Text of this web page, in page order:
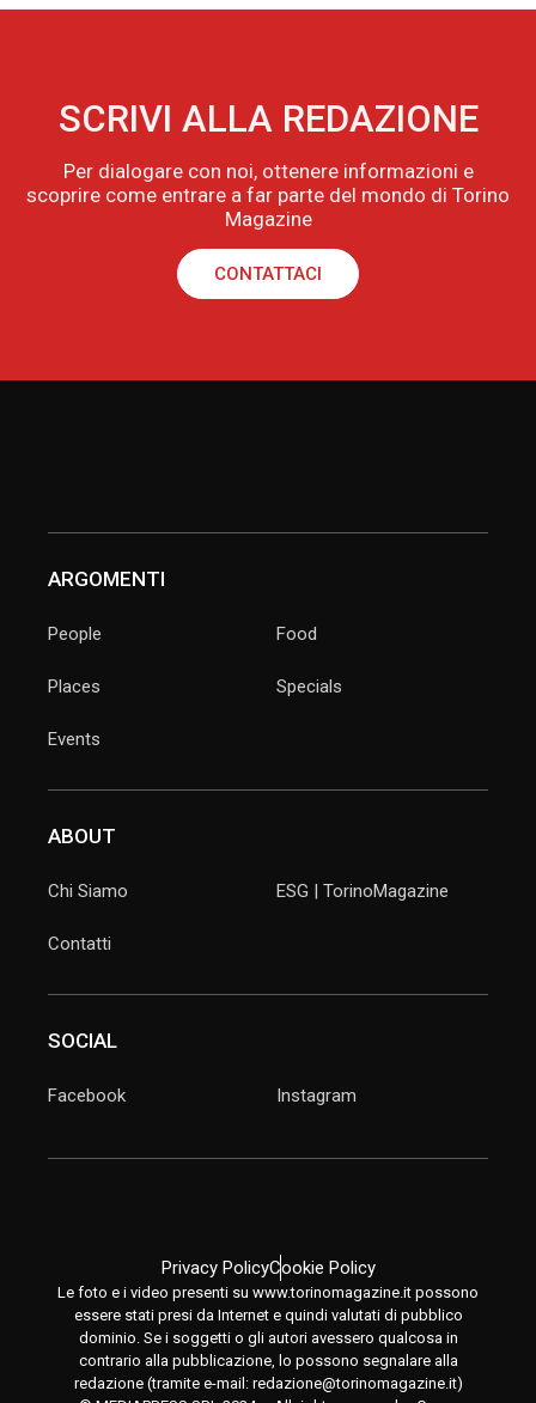
SCRIVI ALLA REDAZIONE
Per dialogare con noi, ottenere informazioni e
scoprire come entrare a far parte del mondo di Torino
Magazine
CONTATTACI
ARGOMENTI
People
Places
Events
Food
Specials
ABOUT
Chi Siamo
Contatti
ESG | TorinoMagazine
SOCIAL
Facebook Instagram
Privacy PolicyCookie Policy
Le foto e i video presenti su www.torinomagazine.it possono
essere stati presi da Internet e quindi valutati di pubblico
dominio. Se i soggetti o gli autori avessero qualcosa in
contrario alla pubblicazione, lo possono segnalare alla
redazione (tramite e-mail: redazione@torinomagazine.it)